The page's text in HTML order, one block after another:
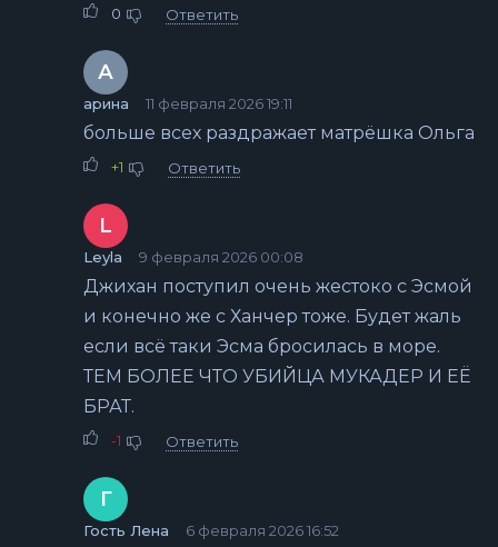
0 Ответить
А
арина 11 февраля 2026 19:11
больше всех раздражает матрёшка Ольга
+1 Ответить
L
Leyla 9 февраля 2026 00:08
Джихан поступил очень жестоко с Эсмой
и конечно же с Ханчер тоже. Будет жаль
если всё таки Эсма бросилась в море.
ТЕМ БОЛЕЕ ЧТО УБИЙЦА МУКАДЕР И ЕЁ
БРАТ.
-1 Ответить
Г
Гость Лена 6 февраля 2026 16:52